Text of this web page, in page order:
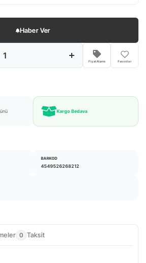
Haber Ver
Fiyat Alarmı Favoriler
Kargo Bedava
BARKOD
4549526268212
0 Taksit